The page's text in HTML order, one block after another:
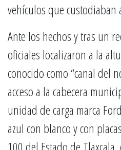
vehículos que custodiaban
Ante los hechos y tras un
oficiales localizaron a la
conocido como “canal del
acceso a la cabecera
unidad de carga marca
azul con blanco y con